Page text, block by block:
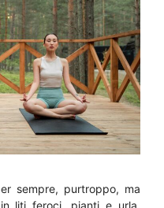
sempre, purtroppo, ma